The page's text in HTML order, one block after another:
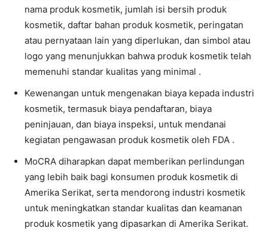
nama produk kosmetik, jumlah isi bersih produk
kosmetik, daftar bahan produk kosmetik, peringatan
atau pernyataan lain yang diperlukan, dan simbol atau
logo yang menunjukkan bahwa produk kosmetik telah
memenuhi standar kualitas yang minimal .
Kewenangan untuk mengenakan biaya kepada industri
kosmetik, termasuk biaya pendaftaran, biaya
peninjauan, dan biaya inspeksi, untuk mendanai
kegiatan pengawasan produk kosmetik oleh FDA .
MoCRA diharapkan dapat memberikan perlindungan
yang lebih baik bagi konsumen produk kosmetik di
Amerika Serikat, serta mendorong industri kosmetik
untuk meningkatkan standar kualitas dan keamanan
produk kosmetik yang dipasarkan di Amerika Serikat.